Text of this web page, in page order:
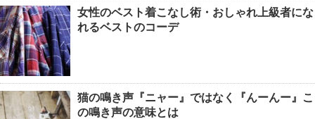
女性のベスト着こなし術・おしゃれ上級者にな
れるベストのコーデ
猫の鳴き声『ニャー』ではなく『んーんー』こ
の鳴き声の意味とは